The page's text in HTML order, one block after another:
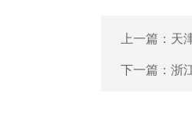
上一篇： 天
下一篇： 浙